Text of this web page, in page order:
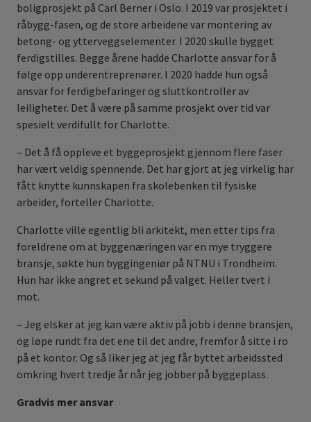
boligprosjekt på Carl Berner i Oslo. I 2019 var prosjektet i
råbygg-fasen, og de store arbeidene var montering av
betong- og ytterveggselementer. I 2020 skulle bygget
ferdigstilles. Begge årene hadde Charlotte ansvar for å
følge opp underentreprenører. I 2020 hadde hun også
ansvar for ferdigbefaringer og sluttkontroller av
leiligheter. Det å være på samme prosjekt over tid var
spesielt verdifullt for Charlotte.
– Det å få oppleve et byggeprosjekt gjennom flere faser
har vært veldig spennende. Det har gjort at jeg virkelig har
fått knytte kunnskapen fra skolebenken til fysiske
arbeider, forteller Charlotte.
Charlotte ville egentlig bli arkitekt, men etter tips fra
foreldrene om at byggenæringen var en mye tryggere
bransje, søkte hun byggingeniør på NTNU i Trondheim.
Hun har ikke angret et sekund på valget. Heller tvert i
mot.
– Jeg elsker at jeg kan være aktiv på jobb i denne bransjen,
og løpe rundt fra det ene til det andre, fremfor å sitte i ro
på et kontor. Og så liker jeg at jeg får byttet arbeidssted
omkring hvert tredje år når jeg jobber på byggeplass.
Gradvis mer ansvar